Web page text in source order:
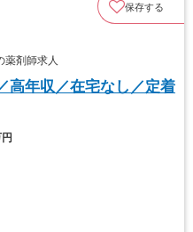
保存する
剤師求人
高年収／在宅なし／定着